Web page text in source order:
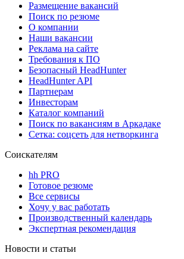
Размещение вакансий
Поиск по резюме
О компании
Наши вакансии
Реклама на сайте
Требования к ПО
Безопасный HeadHunter
HeadHunter API
Партнерам
Инвесторам
Каталог компаний
Поиск по вакансиям в Аркадаке
Сетка: соцсеть для нетворкинга
Соискателям
hh PRO
Готовое резюме
Все сервисы
Хочу у вас работать
Производственный календарь
Экспертная рекомендация
Новости и статьи